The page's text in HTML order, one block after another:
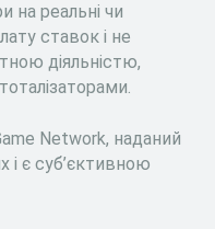
на реальні чи
ставок і не
діяльністю,
Network, наданий
і є суб’єктивною